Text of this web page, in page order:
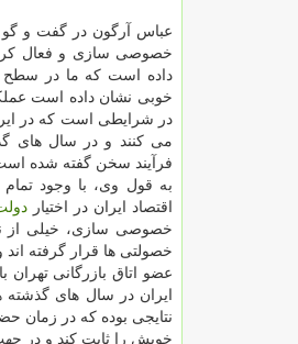
عباس آرگون در گفت و گو
خصوصی سازی و فعال
خوبی نشان داده است
در شرایطی است که در
می کنند و در سال های
فرآیند سخن گفته شده
به قول وی، با وجود
اقتصاد ایران در اختیار
خصوصی سازی، خیلی از
خصولتی ها قرار گرفته
عضو اتاق بازرگانی تهران
ایران در سال های
نتایجی بوده که در زمان
خویش را ثابت کند و در